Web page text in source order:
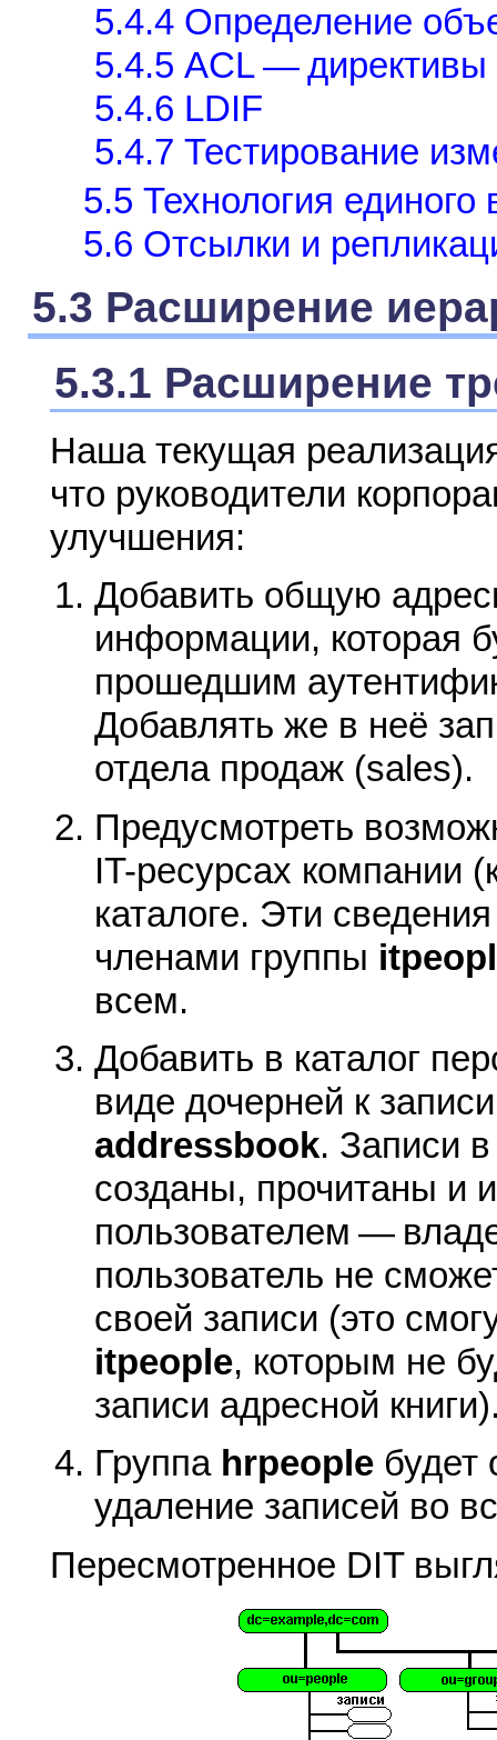
5.4.4 Определение
5.4.5 ACL —
5.4.6 LDIF
5.4.7 Тестирование
5.5 Технология
5.6 Отсылки и
5.3 Расширение
5.3.1 Расширение
Наша текущая
что руководители
улучшения:
Добавить общую
информации, которая
прошедшим
Добавлять же в неё
отдела продаж (sales).
Предусмотреть
IT-ресурсах компании
каталоге. Эти
членами группы
всем.
Добавить в каталог
виде дочерней к
addressbook. Записи
созданы, прочитаны и
пользователем —
пользователь не
своей записи (это
itpeople, которым не
записи адресной
Группа hrpeople будет
удаление записей во
Пересмотренное DIT